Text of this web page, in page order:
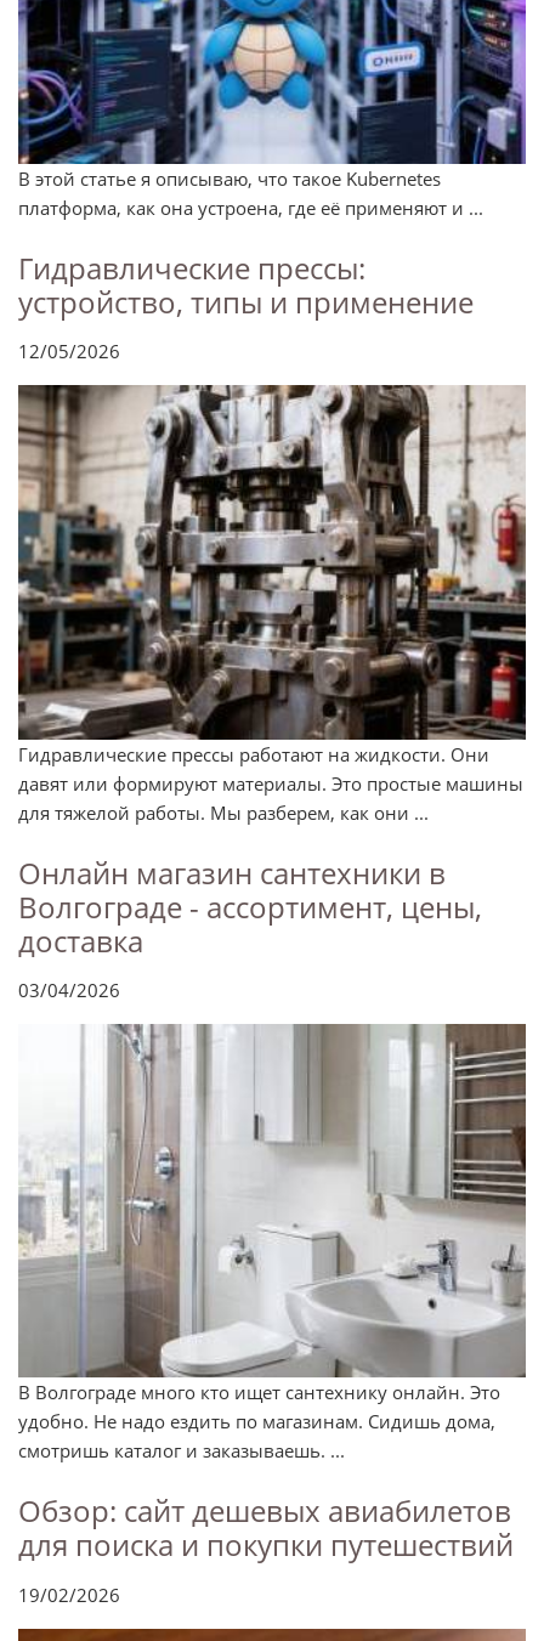
В этой статье я описываю, что такое Kubernetes
платформа, как она устроена, где её применяют и ...
Гидравлические прессы:
устройство, типы и применение
12/05/2026
Гидравлические прессы работают на жидкости. Они
давят или формируют материалы. Это простые машины
для тяжелой работы. Мы разберем, как они ...
Онлайн магазин сантехники в
Волгограде - ассортимент, цены,
доставка
03/04/2026
В Волгограде много кто ищет сантехнику онлайн. Это
удобно. Не надо ездить по магазинам. Сидишь дома,
смотришь каталог и заказываешь. ...
Обзор: сайт дешевых авиабилетов
для поиска и покупки путешествий
19/02/2026